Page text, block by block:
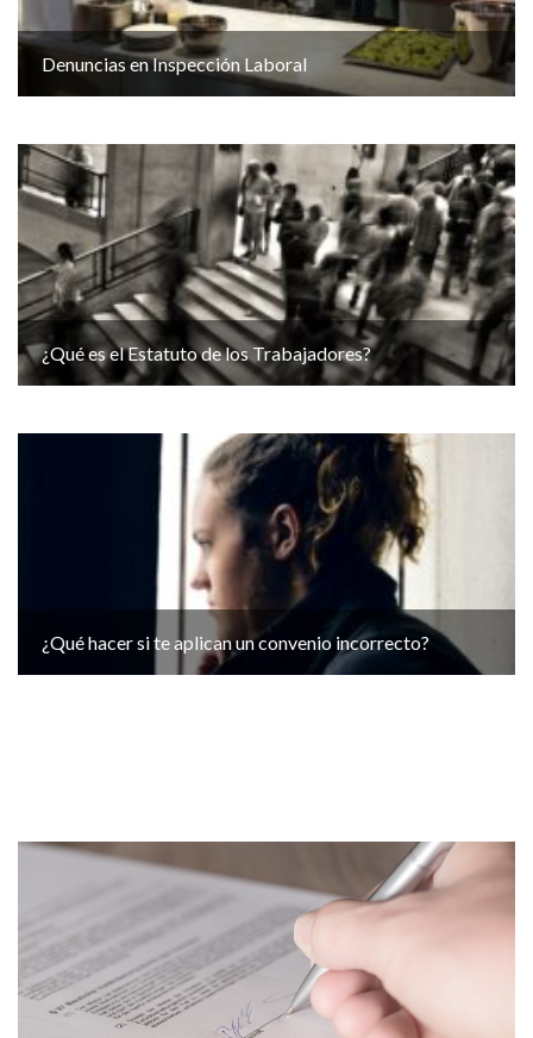
Denuncias en Inspección Laboral
¿Qué es el Estatuto de los Trabajadores?
¿Qué hacer si te aplican un convenio incorrecto?